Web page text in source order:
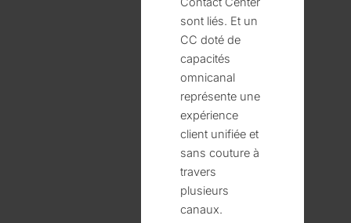
sont liés. Et un
CC doté de
capacités
omnicanal
représente une
expérience
client unifiée et
sans couture à
travers
plusieurs
canaux.